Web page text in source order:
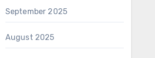
September 2025
August 2025